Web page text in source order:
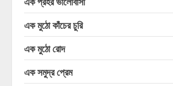
এক মুঠো কাঁচের চুরি
এক মুঠো রোদ
এক সমুদ্র প্রেম